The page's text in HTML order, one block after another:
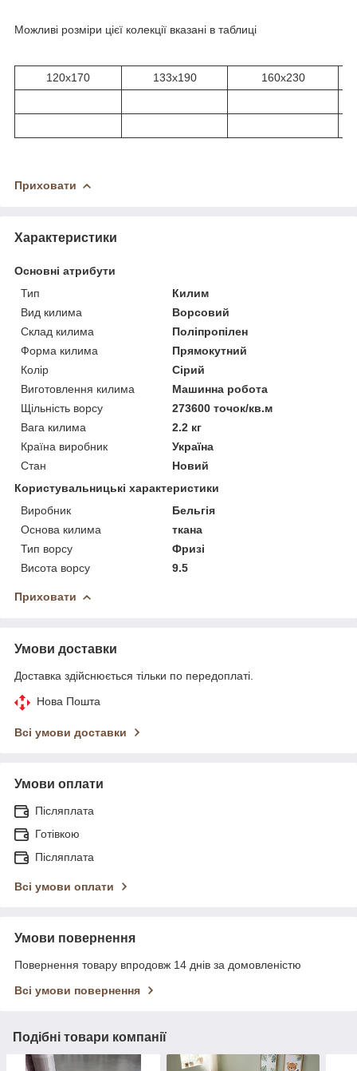
Можливі розміри цієї колекції вказані в таблиці
120x170 133x190 160x230
Приховати
Характеристики
Основні атрибути
Тип
Килим
Вид килима
Ворсовий
Склад килима
Поліпропілен
Форма килима
Прямокутний
Колір
Сірий
Виготовлення килима
Машинна робота
Щільність ворсу
273600 точок/кв.м
Вага килима
2.2 кг
Країна виробник
Україна
Стан
Новий
Користувальницькі характеристики
Виробник
Бельгія
Основа килима
ткана
Тип ворсу
Фризі
Висота ворсу
9.5
Приховати
Умови доставки
Доставка здійснюється тільки по передоплаті.
Нова Пошта
Всі умови доставки
Умови оплати
Післяплата
Готівкою
Післяплата
Всі умови оплати
Умови повернення
Повернення товару впродовж 14 днів за домовленістю
Всі умови повернення
Подібні товари компанії